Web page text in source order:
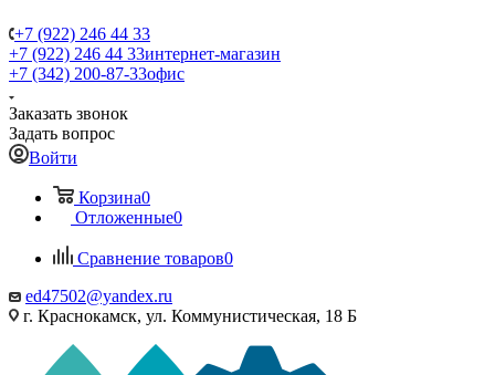
+7 (922) 246 44 33
+7 (922) 246 44 33интернет-магазин
+7 (342) 200-87-33офис
Заказать звонок
Задать вопрос
Войти
Корзина0
Отложенные0
Сравнение товаров0
ed47502@yandex.ru
г. Краснокамск, ул. Коммунистическая, 18 Б